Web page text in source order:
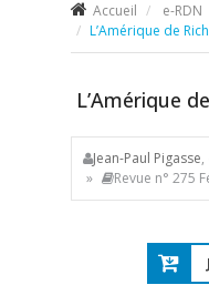
Accueil e-RDN
L’Amérique de
L’Amérique
Jean-Paul Pigasse,
»
Revue n° 275